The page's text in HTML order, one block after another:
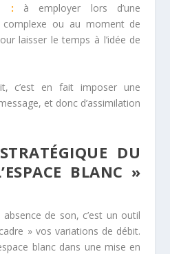
: à employer lors d’une
complexe ou au moment de
laisser le temps à l’idée de
c’est en fait imposer une
et donc d’assimilation
DU
BLANC »
absence de son, c’est un outil
» vos variations de débit.
blanc dans une mise en